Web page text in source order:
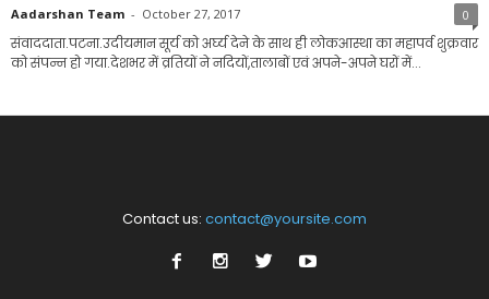
Aadarshan Team - October 27, 2017 0
संवाददाता.पटना.उदीयमान सूर्य को अर्घ्य देने के साथ ही लोकआस्था का महापर्व शुक्रवार
को संपन्न हो गया.देशभर में व्रतियों ने नदियों,तालाबों एवं अपने-अपने घरों में...
Contact us: contact@yoursite.com